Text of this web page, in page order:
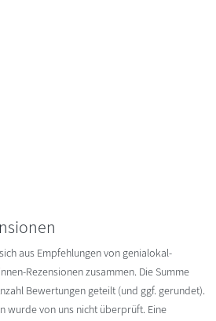
aus Empfehlungen von genialokal-
Rezensionen zusammen. Die Summe
Bewertungen geteilt (und ggf. gerundet).
wurde von uns nicht überprüft. Eine